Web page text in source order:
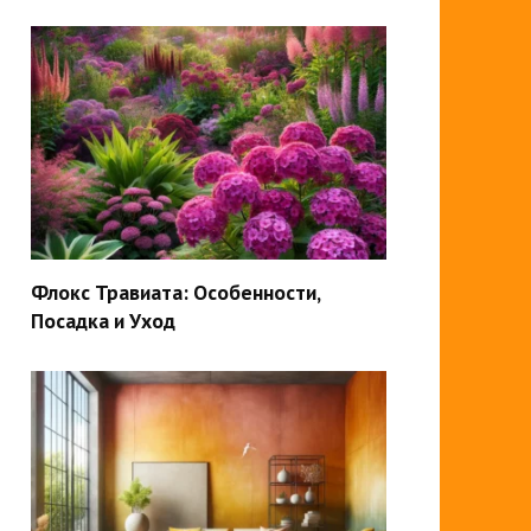
Флокс Травиата: Особенности,
Посадка и Уход